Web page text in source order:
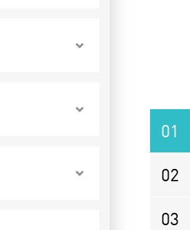
01
02
03